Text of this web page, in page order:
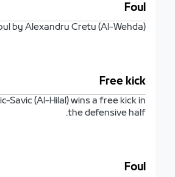
Foul
by Alexandru Cretu (Al-Wehda).
Free kick
Savic (Al-Hilal) wins a free kick in
the defensive half.
Foul